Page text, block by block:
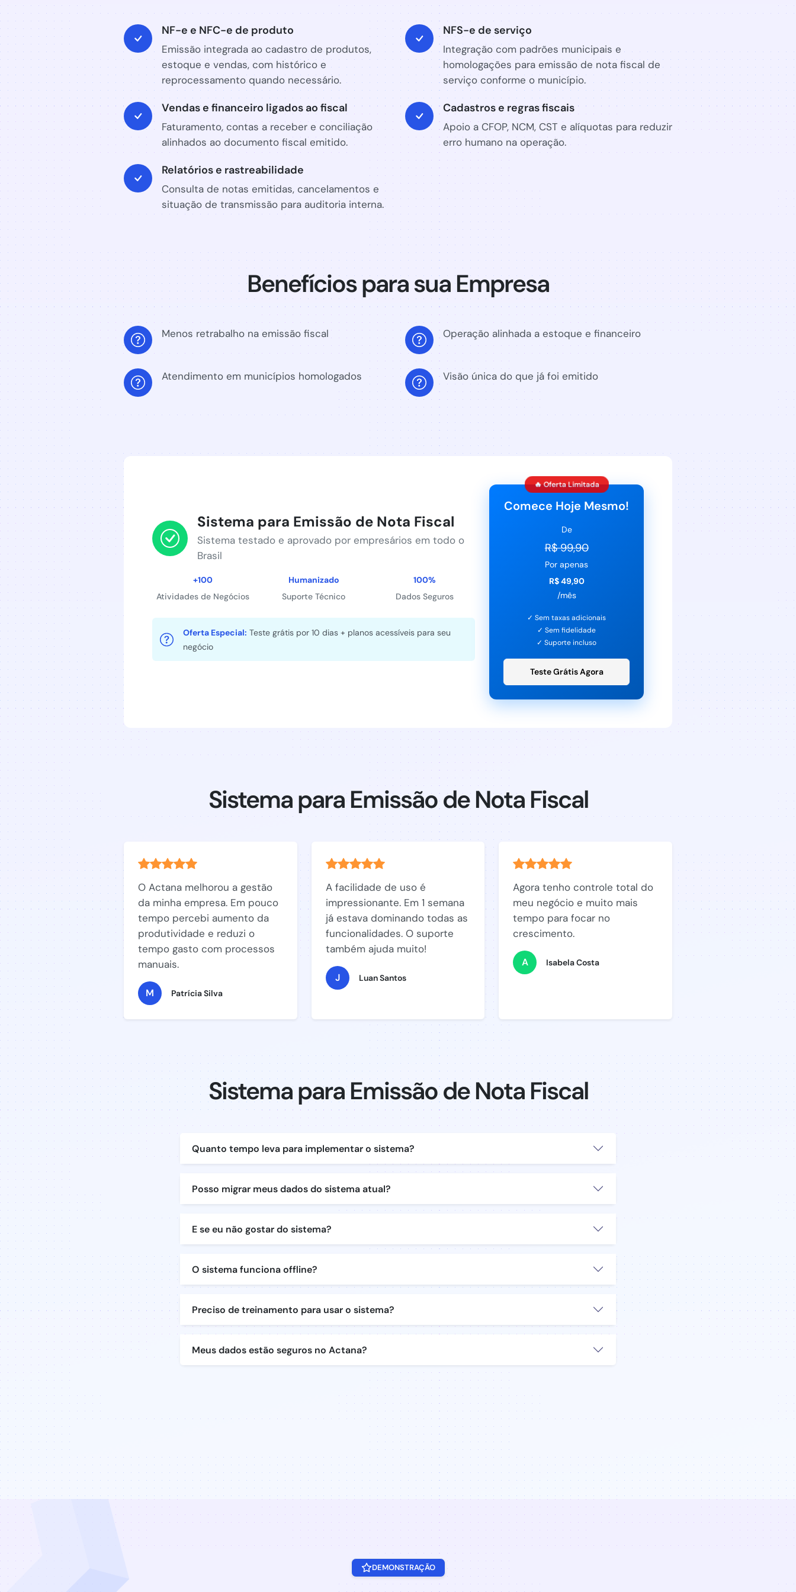
NF-e e NFC-e de produto
Emissão integrada ao cadastro de produtos,
estoque e vendas, com histórico e
reprocessamento quando necessário.
NFS-e de serviço
Integração com padrões municipais e
homologações para emissão de nota fiscal de
serviço conforme o município.
Vendas e financeiro ligados ao fiscal
Faturamento, contas a receber e conciliação
alinhados ao documento fiscal emitido.
Cadastros e regras fiscais
Apoio a CFOP, NCM, CST e alíquotas para reduzir
erro humano na operação.
Relatórios e rastreabilidade
Consulta de notas emitidas, cancelamentos e
situação de transmissão para auditoria interna.
Benefícios para sua Empresa
Menos retrabalho na emissão fiscal Operação alinhada a estoque e financeiro
Atendimento em municípios homologados Visão única do que já foi emitido
Sistema para Emissão de Nota Fiscal
Sistema testado e aprovado por empresários em todo o
Brasil
+100
Atividades de Negócios
Humanizado
Suporte Técnico
100%
Dados Seguros
Oferta Especial: Teste grátis por 10 dias + planos acessíveis para seu
negócio
Comece Hoje Mesmo!
De
R$ 99,90
Por apenas
R$ 49,90
/mês
✓ Sem taxas adicionais
✓ Sem fidelidade
✓ Suporte incluso
Teste Grátis Agora
🔥 Oferta Limitada
Sistema para Emissão de Nota Fiscal
O Actana melhorou a gestão
da minha empresa. Em pouco
tempo percebi aumento da
produtividade e reduzi o
tempo gasto com processos
manuais.
M Patrícia Silva
A facilidade de uso é
impressionante. Em 1 semana
já estava dominando todas as
funcionalidades. O suporte
também ajuda muito!
J Luan Santos
Agora tenho controle total do
meu negócio e muito mais
tempo para focar no
crescimento.
A Isabela Costa
Sistema para Emissão de Nota Fiscal
Quanto tempo leva para implementar o sistema?
Posso migrar meus dados do sistema atual?
E se eu não gostar do sistema?
O sistema funciona offline?
Preciso de treinamento para usar o sistema?
Meus dados estão seguros no Actana?
DEMONSTRAÇÃO